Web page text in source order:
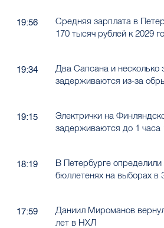
19:56
Средняя зарплата в
170 тысяч рублей к 2029
19:34
Два Сапсана и несколько
задерживаются из-за
19:15
Электрички на
задерживаются до 1 часа
18:19
В Петербурге
бюллетенях на выборах в
17:59
Даниил Мироманов
лет в НХЛ